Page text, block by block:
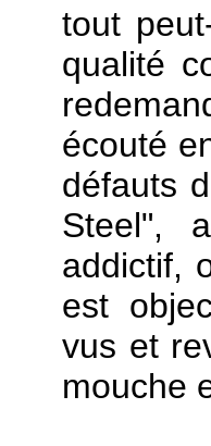
tout
qualité
écouté
défauts
Steel",
addictif,
est
vus et
mouche